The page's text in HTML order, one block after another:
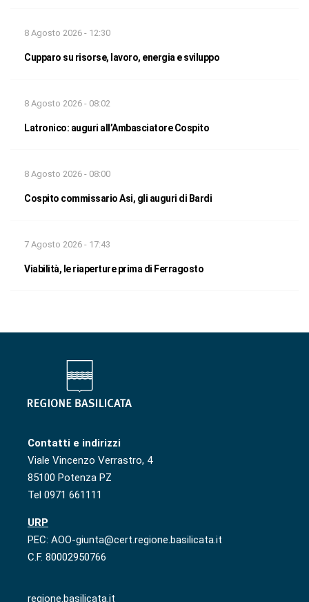
8 Agosto 2026 - 12:30
Cupparo su risorse, lavoro, energia e sviluppo
8 Agosto 2026 - 08:02
Latronico: auguri all’Ambasciatore Cospito
8 Agosto 2026 - 08:00
Cospito commissario Asi, gli auguri di Bardi
7 Agosto 2026 - 17:43
Viabilità, le riaperture prima di Ferragosto
Contatti e indirizzi
Viale Vincenzo Verrastro, 4
85100 Potenza PZ
Tel 0971 661111
URP
PEC: AOO-giunta@cert.regione.basilicata.it
C.F. 80002950766
regione.basilicata.it